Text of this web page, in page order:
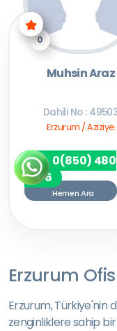
0
Muhsin Araz
Dahili No :
Erzurum / Aziziye
0(850) 480
7256
Hemen Ara
Erzurum
Erzurum, Türkiye'nin
zenginliklere sahip